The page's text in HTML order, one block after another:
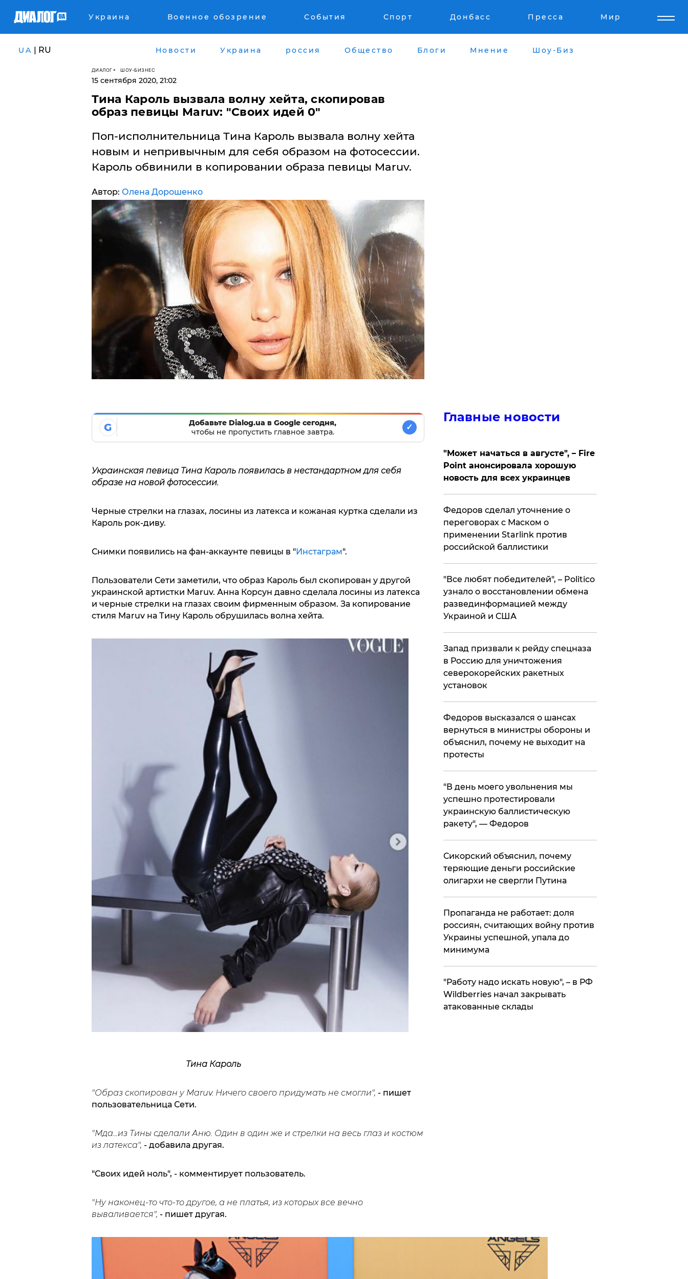
Украина Военное обозрение События Спорт Донбасс Пресса Мир
UA | RU Новости Украина россия Общество Блоги Мнение Шоу-Биз
ДИАЛОГ ШОУ-БИЗНЕС
15 сентября 2020, 21:02
Тина Кароль вызвала волну хейта, скопировав
образ певицы Maruv: "Своих идей 0"
Поп-исполнительница Тина Кароль вызвала волну хейта
новым и непривычным для себя образом на фотосессии.
Кароль обвинили в копировании образа певицы Maruv.
Автор: Олена Дорошенко
G
Добавьте Dialog.ua в Google сегодня,
чтобы не пропустить главное завтра.
✓
Украинская певица Тина Кароль появилась в нестандартном для себя
образе на новой фотосессии.
Черные стрелки на глазах, лосины из латекса и кожаная куртка сделали из
Кароль рок-диву.
Снимки появились на фан-аккаунте певицы в "Инстаграм".
Пользователи Сети заметили, что образ Кароль был скопирован у другой
украинской артистки Maruv. Анна Корсун давно сделала лосины из латекса
и черные стрелки на глазах своим фирменным образом. За копирование
стиля Maruv на Тину Кароль обрушилась волна хейта.
Тина Кароль
"Образ скопирован у Maruv. Ничего своего придумать не смогли", - пишет
пользовательница Сети.
"Мда...из Тины сделали Аню. Один в один же и стрелки на весь глаз и костюм
из латекса", - добавила другая.
"Своих идей ноль", - комментирует пользователь.
"Ну наконец-то что-то другое, а не платья, из которых все вечно
вываливается", - пишет другая.
Главные новости
"Может начаться в августе", – Fire
Point анонсировала хорошую
новость для всех украинцев
Федоров сделал уточнение о
переговорах с Маском о
применении Starlink против
российской баллистики
​"Все любят победителей", – Politico
узнало о восстановлении обмена
развединформацией между
Украиной и США
Запад призвали к рейду спецназа
в Россию для уничтожения
северокорейских ракетных
установок
Федоров высказался о шансах
вернуться в министры обороны и
объяснил, почему не выходит на
протесты
​"В день моего увольнения мы
успешно протестировали
украинскую баллистическую
ракету", — Федоров
Сикорский объяснил, почему
теряющие деньги российские
олигархи не свергли Путина
​Пропаганда не работает: доля
россиян, считающих войну против
Украины успешной, упала до
минимума
"Работу надо искать новую", – в РФ
Wildberries начал закрывать
атакованные склады